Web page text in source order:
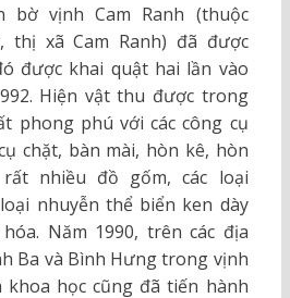
bờ vịnh Cam Ranh (thuộc
thị xã Cam Ranh) đã được
được khai quật hai lần vào
Hiện vật thu được trong
phong phú với các công cụ
chặt, bàn mài, hòn kê, hòn
nhiều đồ gốm, các loại
nhuyễn thể biển ken dày
Năm 1990, trên các địa
Ba và Bình Hưng trong vịnh
khoa học cũng đã tiến hành